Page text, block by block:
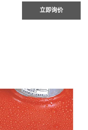
立即询价